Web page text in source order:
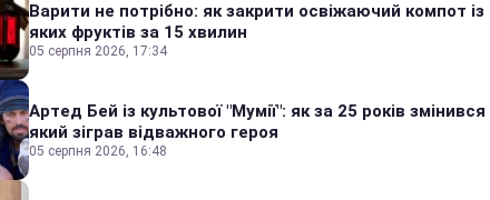
Варити не потрібно: як закрити освіжаючий компот
яких фруктів за 15 хвилин
05 серпня 2026, 17:34
Артед Бей із культової "Мумії": як за 25 років
який зіграв відважного героя
05 серпня 2026, 16:48